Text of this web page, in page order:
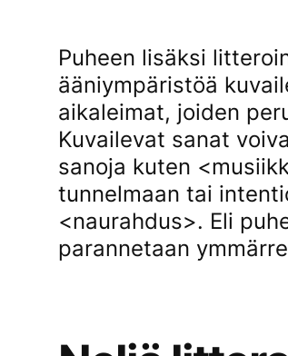
Puheen lisäksi
ääniympäristöä
aikaleimat, joiden
Kuvailevat sanat
sanoja kuten
tunnelmaan tai
<naurahdus>. Eli
parannetaan